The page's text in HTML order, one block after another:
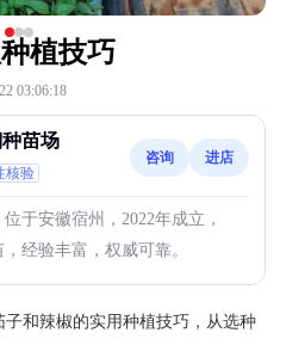
植技巧
03:06:18
苗场
核验
咨询 进店
于安徽宿州，2022年成立，
经验丰富，权威可靠。
和辣椒的实用种植技巧，从选种